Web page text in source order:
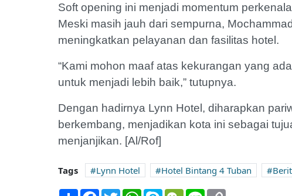
Soft opening ini menjadi momentum
Meski masih jauh dari sempurna,
meningkatkan pelayanan dan fasilitas hotel.
“Kami mohon maaf atas kekurangan yang
untuk menjadi lebih baik,” tutupnya.
Dengan hadirnya Lynn Hotel, diharapkan
berkembang, menjadikan kota ini sebagai
menjanjikan. [Al/Rof]
Tags Lynn Hotel Hotel Bintang 4 Tuban
Share Facebook
TwitterWhatsApp
SkypeWeChatLine